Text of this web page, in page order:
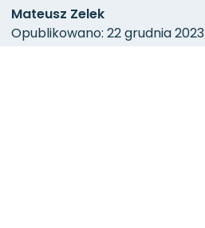
Mateusz Zelek
Opublikowano: 22 grudnia 2023